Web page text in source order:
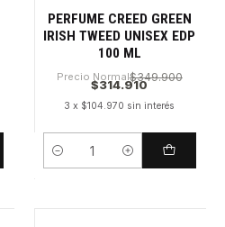
PERFUME CREED GREEN
IRISH TWEED UNISEX EDP
100 ML
Precio Normal$349.900
$314.910
3 x $104.970 sin interés
Cantidad